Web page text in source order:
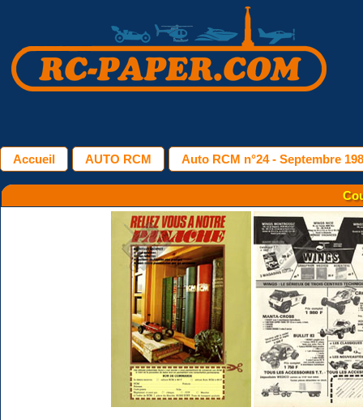
Accueil AUTO RCM Auto RCM n°24 - Septembre